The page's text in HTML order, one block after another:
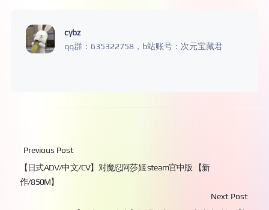
cybz
qq群：635322758，b站账号：次元宝藏君
Previous Post
【日式ADV/中文/CV】对魔忍阿莎姬 steam官中版 【新
作/850M】
Next Post